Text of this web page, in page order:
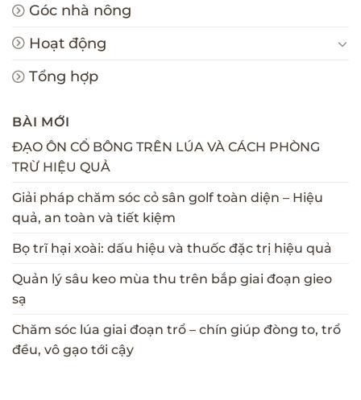
Góc nhà nông
Hoạt động
Tổng hợp
BÀI MỚI
ĐẠO ÔN CỔ BÔNG TRÊN LÚA VÀ CÁCH PHÒNG
TRỪ HIỆU QUẢ
Giải pháp chăm sóc cỏ sân golf toàn diện – Hiệu
quả, an toàn và tiết kiệm
Bọ trĩ hại xoài: dấu hiệu và thuốc đặc trị hiệu quả
Quản lý sâu keo mùa thu trên bắp giai đoạn gieo
sạ
Chăm sóc lúa giai đoạn trổ – chín giúp đòng to, trổ
đều, vô gạo tới cậy